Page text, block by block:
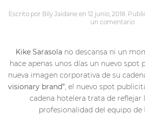
Escrito por Bily Jaidane en 12 junio, 2018 .
un comentario
Kike Sarasola no descansa ni un
hace apenas unos días un nuevo spot
nueva imagen corporativa de su
visionary brand”, el nuevo spot
cadena hotelera trata de reflejar
profesionalidad del equipo de